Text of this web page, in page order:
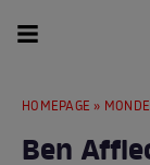
HOMEPAGE »
Ben